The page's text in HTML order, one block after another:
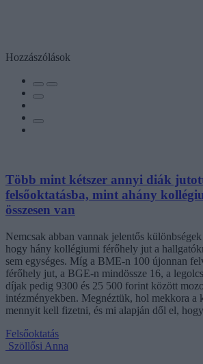
Hozzászólások
Több mint kétszer annyi diák
felsőoktatásba, mint ahány
összesen van
Nemcsak abban vannak jelentős
hogy hány kollégiumi férőhely jut a
sem egységes. Míg a BME-n 100 újonnan
férőhely jut, a BGE-n mindössze 16, a
díjak pedig 9300 és 25 500 forint között
intézményekben. Megnéztük, hol mekkora a
mennyit kell fizetni, és mi alapján dől el,
Felsőoktatás
Szöllősi Anna